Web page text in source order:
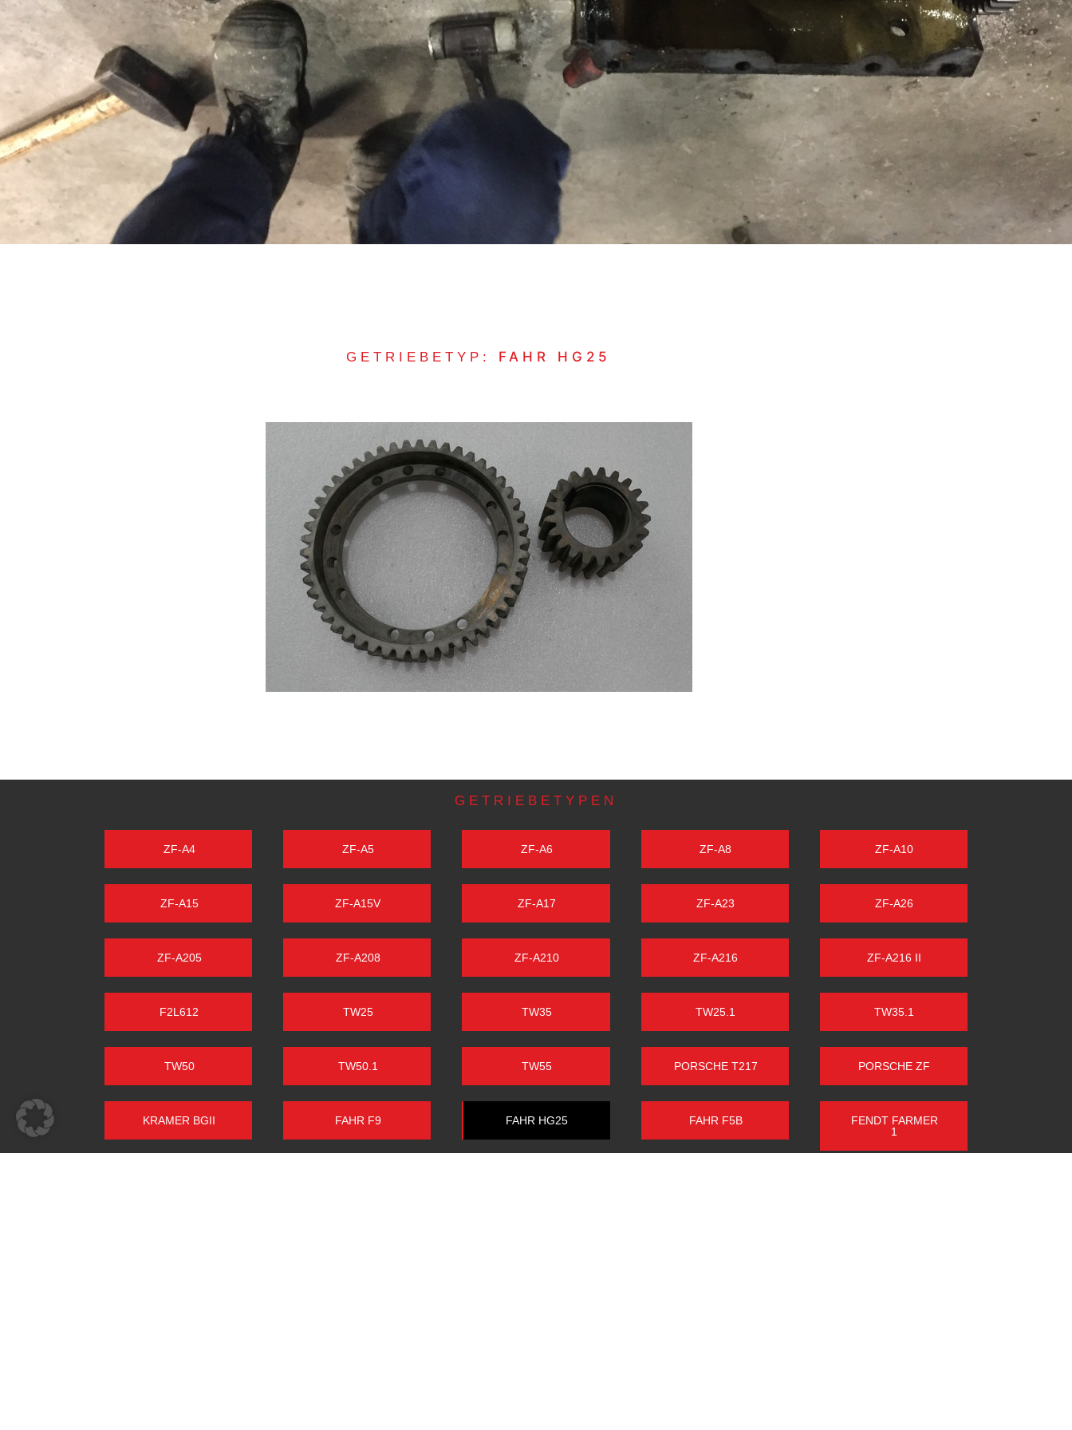
GETRIEBETYP: FAHR HG25
GETRIEBETYPEN
ZF-A4 ZF-A5 ZF-A6 ZF-A8 ZF-A10
ZF-A15 ZF-A15V ZF-A17 ZF-A23 ZF-A26
ZF-A205 ZF-A208 ZF-A210 ZF-A216 ZF-A216 II
F2L612 TW25 TW35 TW25.1 TW35.1
TW50 TW50.1 TW55 PORSCHE T217 PORSCHE ZF
KRAMER BGII FAHR F9 FAHR HG25 FAHR F5B
FENDT FARMER
1